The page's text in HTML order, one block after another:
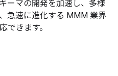
ーマの開発を加速し、多様
急速に進化する MMM 業界
できます。